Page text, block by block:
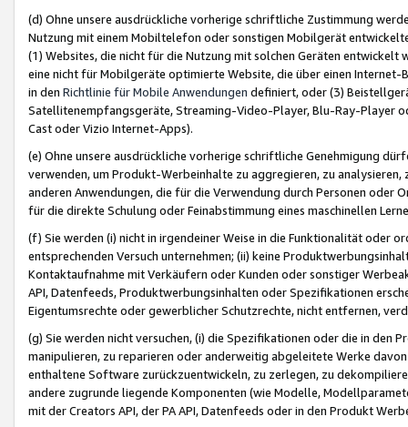
(d) Ohne unsere ausdrückliche vorherige schriftliche Zustimmung
Nutzung mit einem Mobiltelefon oder sonstigen Mobilgerät
(1) Websites, die nicht für die Nutzung mit solchen Geräten
eine nicht für Mobilgeräte optimierte Website, die über einen
in den Richtlinie für Mobile Anwendungen definiert, oder (3)
Satellitenempfangsgeräte, Streaming-Video-Player, Blu-Ray-Player
Cast oder Vizio Internet-Apps).
(e) Ohne unsere ausdrückliche vorherige schriftliche Genehmigung
verwenden, um Produkt-Werbeinhalte zu aggregieren, zu
anderen Anwendungen, die für die Verwendung durch Personen
für die direkte Schulung oder Feinabstimmung eines maschinellen
(f) Sie werden (i) nicht in irgendeiner Weise in die Funktionalität oder
entsprechenden Versuch unternehmen; (ii) keine
Kontaktaufnahme mit Verkäufern oder Kunden oder sonstiger
API, Datenfeeds, Produktwerbungsinhalten oder Spezifikationen
Eigentumsrechte oder gewerblicher Schutzrechte, nicht entfernen,
(g) Sie werden nicht versuchen, (i) die Spezifikationen oder die in
manipulieren, zu reparieren oder anderweitig abgeleitete Werke
enthaltene Software zurückzuentwickeln, zu zerlegen, zu
andere zugrunde liegende Komponenten (wie Modelle,
mit der Creators API, der PA API, Datenfeeds oder in den Produkt